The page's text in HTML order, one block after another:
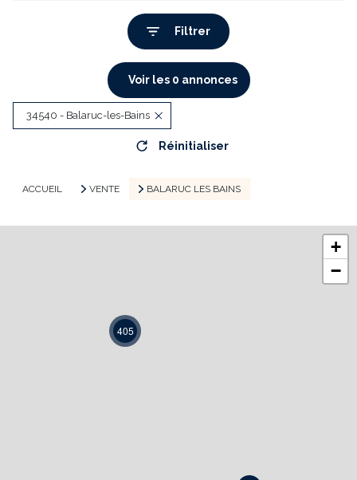
Filtrer
Voir les 0 annonces
34540 - Balaruc-les-Bains
Réinitialiser
ACCUEIL VENTE BALARUC LES BAINS
405
+
−